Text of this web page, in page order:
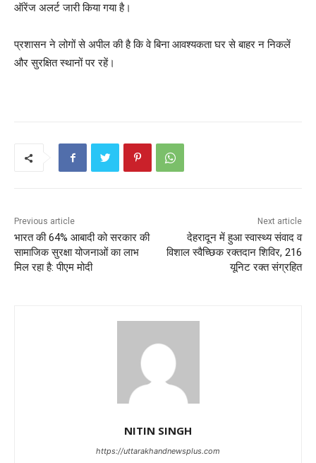
ऑरेंज अलर्ट जारी किया गया है।
प्रशासन ने लोगों से अपील की है कि वे बिना आवश्यकता घर से बाहर न निकलें
और सुरक्षित स्थानों पर रहें।
Previous article
भारत की 64% आबादी को सरकार की
सामाजिक सुरक्षा योजनाओं का लाभ
मिल रहा है: पीएम मोदी
Next article
देहरादून में हुआ स्वास्थ्य संवाद व
विशाल स्वैच्छिक रक्तदान शिविर, 216
यूनिट रक्त संग्रहित
NITIN SINGH
https://uttarakhandnewsplus.com